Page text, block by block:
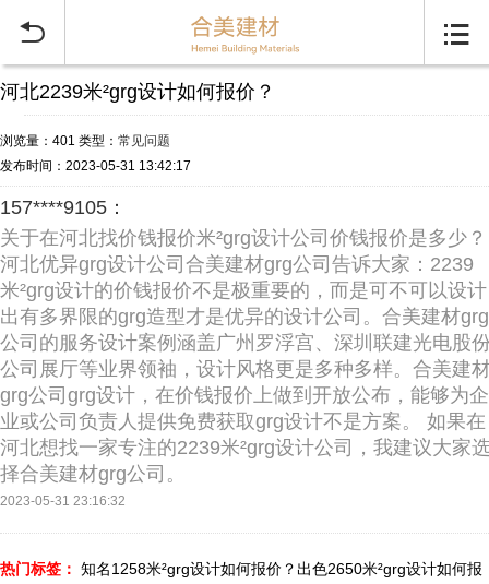
 
河北2239米²grg设计如何报价？
浏览量：401 类型： 常见问题
发布时间：2023-05-31 13:42:17
157****9105：
关于在河北找价钱报价米²grg设计公司价钱报价是多少？
河北优异grg设计公司合美建材grg公司告诉大家：2239
米²grg设计的价钱报价不是极重要的，而是可不可以设计
出有多界限的grg造型才是优异的设计公司。合美建材grg
公司的服务设计案例涵盖广州罗浮宫、深圳联建光电股
公司展厅等业界领袖，设计风格更是多种多样。合美建
grg公司grg设计，在价钱报价上做到开放公布，能够为企
业或公司负责人提供免费获取grg设计不是方案。 如果在
河北想找一家专注的2239米²grg设计公司，我建议大家
择合美建材grg公司。
2023-05-31 23:16:32
热门标签： 知名1258米²grg设计如何报价？出色2650米²grg设计如何报